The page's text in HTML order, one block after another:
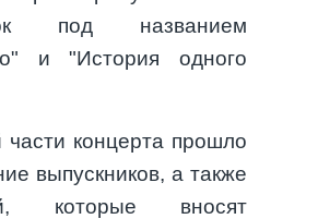
под названием
и "История одного
части концерта прошло
выпускников, а также
которые вносят